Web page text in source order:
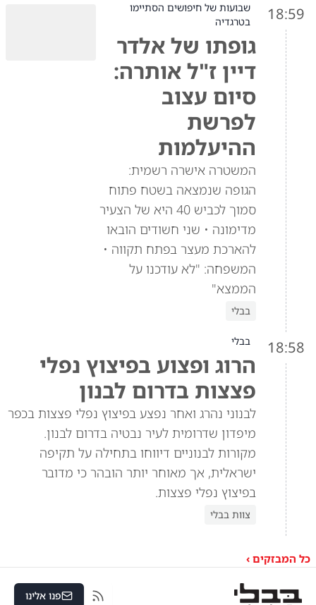
18:59
שבועות של חיפושים הסתיימו
בטרגדיה
גופתו של אלדר
דיין ז"ל אותרה:
סיום עצוב
לפרשת
ההיעלמות
המשטרה אישרה רשמית:
הגופה שנמצאה בשטח פתוח
סמוך לכביש 40 היא של הצעיר
מדימונה • שני חשודים הובאו
להארכת מעצר בפתח תקווה •
המשפחה: "לא עודכנו על
הממצא"
בבלי
18:58 בבלי
הרוג ופצוע בפיצוץ נפלי
פצצות בדרום לבנון
לבנוני נהרג ואחר נפצע בפיצוץ נפלי פצצות בכפר
מיפדון שדרומית לעיר נבטיה בדרום לבנון.
מקורות לבנוניים דיווחו בתחילה על תקיפה
ישראלית, אך מאוחר יותר הובהר כי מדובר
בפיצוץ נפלי פצצות.
צוות בבלי
כל המבזקים ›
RSS פנו אלינו